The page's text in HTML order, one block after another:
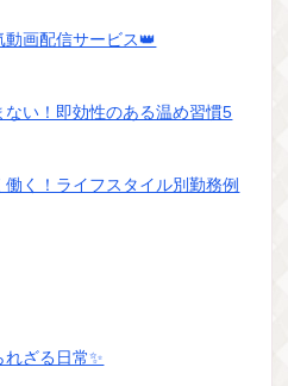
画配信サービス👑
い！即効性のある温め習慣5
く！ライフスタイル別勤務例
ざる日常✨